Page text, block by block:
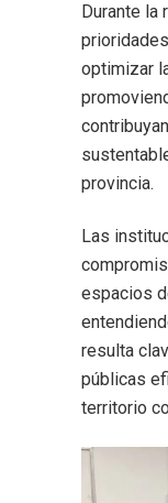
Durante la
optimizar
provincia.
Las
espacios
resulta
públicas
territorio